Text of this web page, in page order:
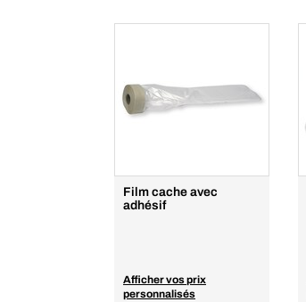
Film cache avec
adhésif
Afficher vos prix
personnalisés